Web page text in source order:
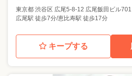
東京都 渋谷区 広尾5-8-12 広尾飯田ビル701
広尾駅 徒歩7分/恵比寿駅 徒歩17分
キープする